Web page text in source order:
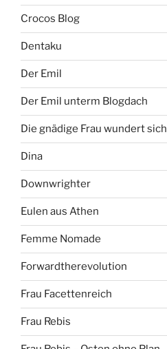
Crocos Blog
Dentaku
Der Emil
Der Emil unterm Blogdach
Die gnädige Frau wundert sich
Dina
Downwrighter
Eulen aus Athen
Femme Nomade
Forwardtherevolution
Frau Facettenreich
Frau Rebis